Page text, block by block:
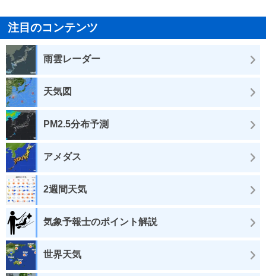
注目のコンテンツ
雨雲レーダー
天気図
PM2.5分布予測
アメダス
2週間天気
気象予報士のポイント解説
世界天気